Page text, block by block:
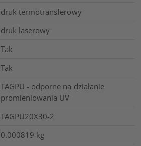
druk termotransferowy
druk laserowy
Tak
Tak
TAGPU - odporne na działanie
promieniowania UV
TAGPU20X30-2
0.000819 kg